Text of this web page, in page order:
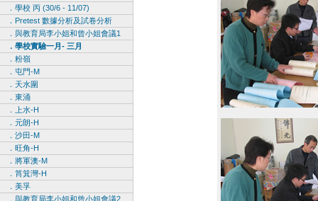
．學校 丙 (30/6 - 11/07)
．Pretest 數據分析及試卷分析
．與教育局李小姐和曾小姐會議1
．學校實驗一月- 三月
．粉嶺
．屯門-M
．天水圍
．東涌
．上水-H
．元朗-H
．沙田-M
．旺角-H
．將軍澳-M
．筲箕灣-H
．美孚
．與教育局李小姐和曾小姐會議2